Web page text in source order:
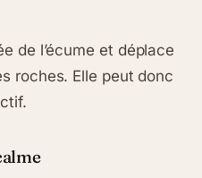
de l’écume et déplace
roches. Elle peut donc